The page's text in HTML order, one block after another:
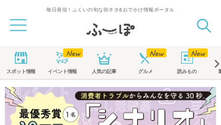
毎日発信！ふくいの旬な街ネタ&おでかけ情報ポータル
スポット情報 イベント情報 人気の記事 グルメ 読みもの